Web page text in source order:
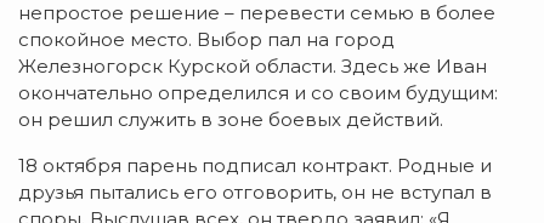
непростое решение – перевести семью в более
спокойное место. Выбор пал на город
Железногорск Курской области. Здесь же Иван
окончательно определился и со своим будущим:
он решил служить в зоне боевых действий.
18 октября парень подписал контракт. Родные и
друзья пытались его отговорить, он не вступал в